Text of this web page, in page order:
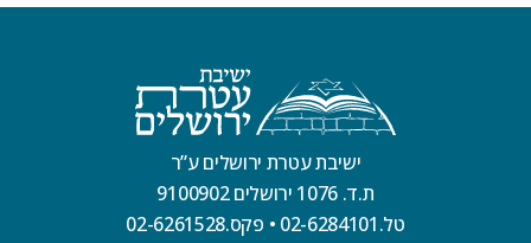
ישיבת עטרת ירושלים ע”ר
ת.ד. 1076 ירושלים 9100902
טל.02-6284101
• פקס.02-6261528